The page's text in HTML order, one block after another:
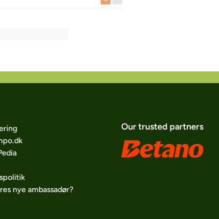
nye ambassadør?
Our trusted partners